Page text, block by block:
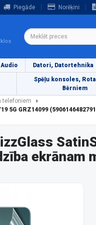
Piegāde Norēķini
Audio Datori, Datortehnika
Spēļu konsoles,
Bērniem
telefoniem
5G GRZ14099
ekrānam